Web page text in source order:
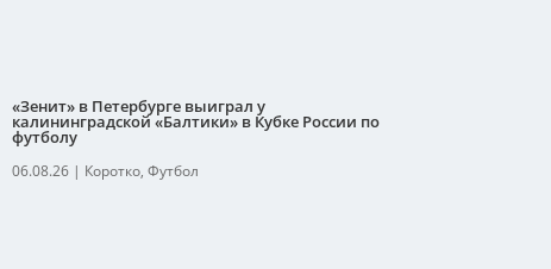
«Зенит» в Петербурге выиграл у
калининградской «Балтики» в Кубке России по
футболу
06.08.26| Коротко, Футбол